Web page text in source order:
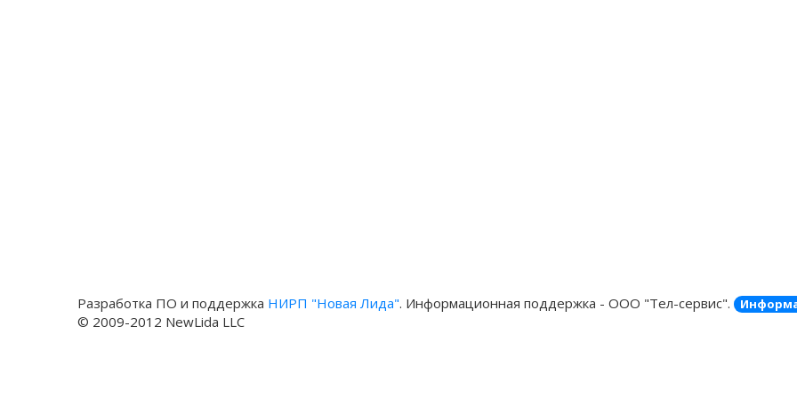
Разработка ПО и поддержка НИРП "Новая Лида". Информационная поддержка - ООО "Тел-сервис".
© 2009-2012 NewLida LLC